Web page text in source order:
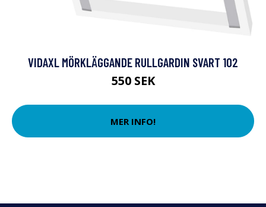
VIDAXL MÖRKLÄGGANDE RULLGARDIN SVART 102
550 SEK
MER INFO!